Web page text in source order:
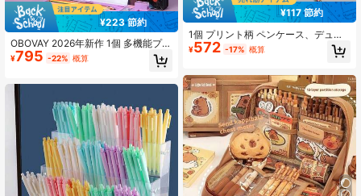
¥223 節約
OBOVAY 2026年新作 1個 多機能プラ
スチック文房具ボックス、クリエイ
ティブな両面磁気ペンケース、学生
しゴムボックス、コンピューター、
時間表付き、自分の名前が書けま
す。新学期シーズンに必須。学生文
房具、学校用品、文房具収納ツー
ル、新学期シーズン、学校使用に適
しています
¥795 -22% 概算
¥117 節約
1個 プリント柄 ペンケース、デュア
ルレイヤー大容量 文房具オーガナイ
ザーバッグ 学校に戻る、ペンポー
¥572 -17% 概算